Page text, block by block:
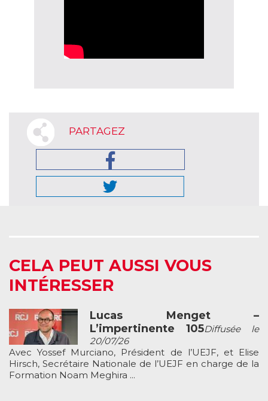
PARTAGEZ
CELA PEUT AUSSI VOUS
INTÉRESSER
Lucas Menget –
L’impertinente 105Diffusée le
20/07/26
Avec Yossef Murciano, Président de l’UEJF, et Elise
Hirsch, Secrétaire Nationale de l’UEJF en charge de la
Formation Noam Meghira ...